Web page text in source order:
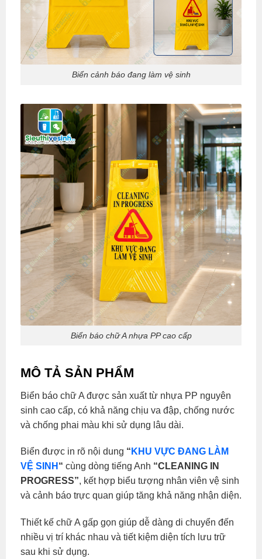
Biển cảnh báo đang làm vệ sinh
Biển báo chữ A nhựa PP cao cấp
MÔ TẢ SẢN PHẨM
Biển báo chữ A được sản xuất từ nhựa PP nguyên
sinh cao cấp, có khả năng chịu va đập, chống nước
và chống phai màu khi sử dụng lâu dài.
Biển được in rõ nội dung “ KHU VỰC ĐANG LÀM
VỆ SINH “ cùng dòng tiếng Anh “CLEANING IN
PROGRESS”, kết hợp biểu tượng nhân viên vệ sinh
và cảnh báo trực quan giúp tăng khả năng nhận diện.
Thiết kế chữ A gấp gọn giúp dễ dàng di chuyển đến
nhiều vị trí khác nhau và tiết kiệm diện tích lưu trữ
sau khi sử dụng.